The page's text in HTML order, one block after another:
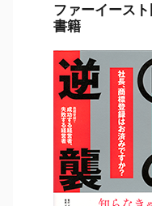
ファーイース
書籍